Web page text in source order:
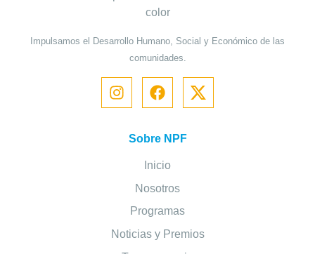
Impulsamos el Desarrollo Humano, Social y Económico de las
comunidades.
Sobre NPF
Inicio
Nosotros
Programas
Noticias y Premios